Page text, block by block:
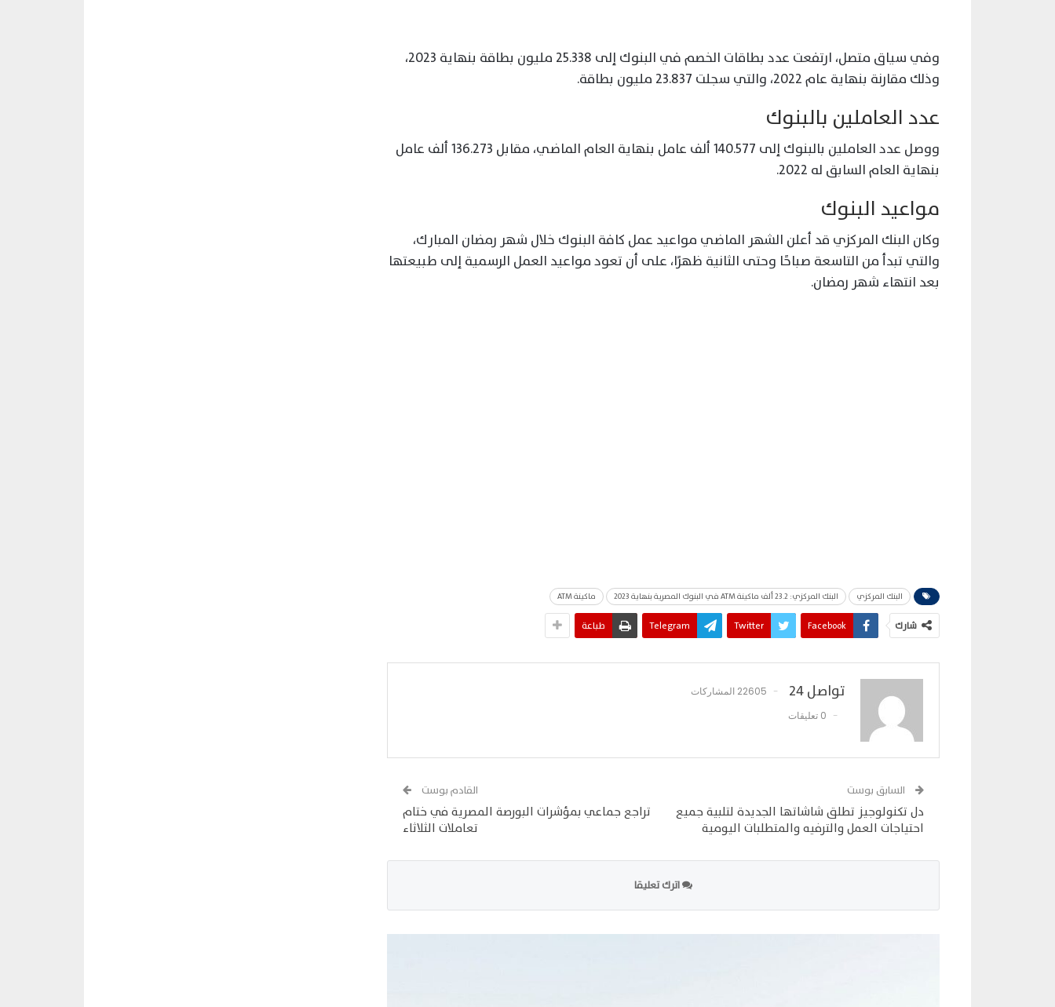
وفي سياق متصل، ارتفعت عدد بطاقات الخصم في البنوك إلى 25.338 مليون بطاقة بنهاية 2023،
وذلك مقارنة بنهاية عام 2022، والتي سجلت 23.837 مليون بطاقة.
عدد العاملين بالبنوك
ووصل عدد العاملين بالبنوك إلى 140.577 ألف عامل بنهاية العام الماضي، مقابل 136.273 ألف عامل
بنهاية العام السابق له 2022.
مواعيد البنوك
وكان البنك المركزي قد أعلن الشهر الماضي مواعيد عمل كافة البنوك خلال شهر رمضان المبارك،
والتي تبدأ من التاسعة صباحًا وحتى الثانية ظهرًا، على أن تعود مواعيد العمل الرسمية إلى طبيعتها
بعد انتهاء شهر رمضان.
البنك المركزي البنك المركزي: 23.2 ألف ماكينة ATM في البنوك المصرية بنهاية 2023 ماكينة ATM
شارك Facebook
Twitter
Telegram طباعة
تواصل 24
22605 المشاركات
0 تعليقات
السابق بوست
دل تكنولوجيز تطلق شاشاتها الجديدة لتلبية جميع
احتياجات العمل والترفيه والمتطلبات اليومية
القادم بوست
تراجع جماعي بمؤشرات البورصة المصرية في ختام
تعاملات الثلاثاء
اترك تعليقا